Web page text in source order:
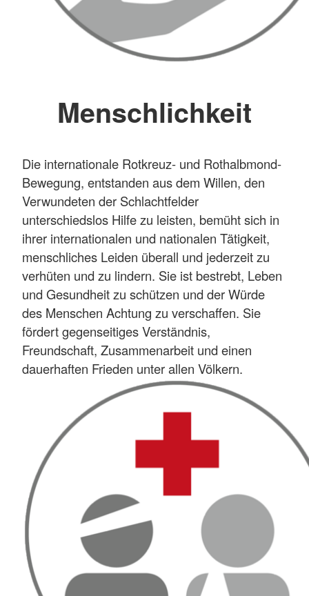
Menschlichkeit
Die internationale Rotkreuz- und Rothalbmond-
Bewegung, entstanden aus dem Willen, den
Verwundeten der Schlachtfelder
unterschiedslos Hilfe zu leisten, bemüht sich in
ihrer internationalen und nationalen Tätigkeit,
menschliches Leiden überall und jederzeit zu
verhüten und zu lindern. Sie ist bestrebt, Leben
und Gesundheit zu schützen und der Würde
des Menschen Achtung zu verschaffen. Sie
fördert gegenseitiges Verständnis,
Freundschaft, Zusammenarbeit und einen
dauerhaften Frieden unter allen Völkern.